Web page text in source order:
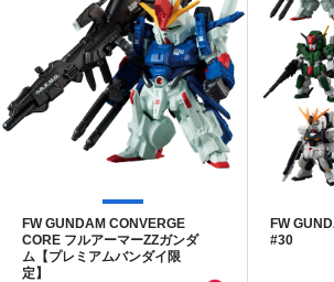
FW GUNDAM CONVERGE
CORE フルアーマーZZガンダ
ム【プレミアムバンダイ限
定】
FW
#30